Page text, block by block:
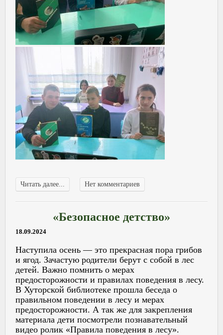
Читать далее... Нет комментариев
«Безопасное детство»
18.09.2024
Наступила осень — это прекрасная пора грибов
и ягод. Зачастую родители берут с собой в лес
детей. Важно помнить о мерах
предосторожности и правилах поведения в лесу.
В Хуторской библиотеке прошла беседа о
правильном поведении в лесу и мерах
предосторожности. А так же для закрепления
материала дети посмотрели познавательный
видео ролик «Правила поведения в лесу».